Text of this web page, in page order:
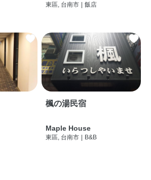
東區, 台南市 | 飯店
楓の湯民宿
Maple House
東區, 台南市 | B&B